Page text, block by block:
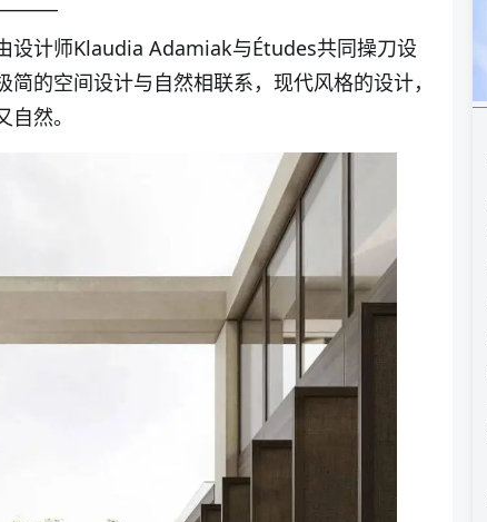
设计师Klaudia Adamiak与Études共同操刀设
的空间设计与自然相联系，现代风格的设计，
然。